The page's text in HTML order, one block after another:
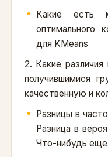
Какие есть
оптимального
для KMeans
2. Какие
получившимися
качественную и
Разницы в
Разница в
Что-нибудь